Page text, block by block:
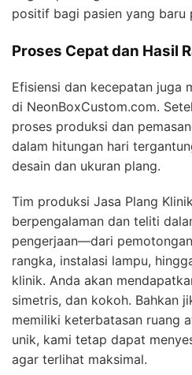
positif bagi pasien yang baru
Proses Cepat dan Hasil
Efisiensi dan kecepatan juga
di NeonBoxCustom.com.
proses produksi dan
dalam hitungan hari
desain dan ukuran plang.
Tim produksi Jasa Plang
berpengalaman dan teliti
pengerjaan—dari
rangka, instalasi lampu,
klinik. Anda akan
simetris, dan kokoh. Bahkan
memiliki keterbatasan ruang
unik, kami tetap dapat
agar terlihat maksimal.